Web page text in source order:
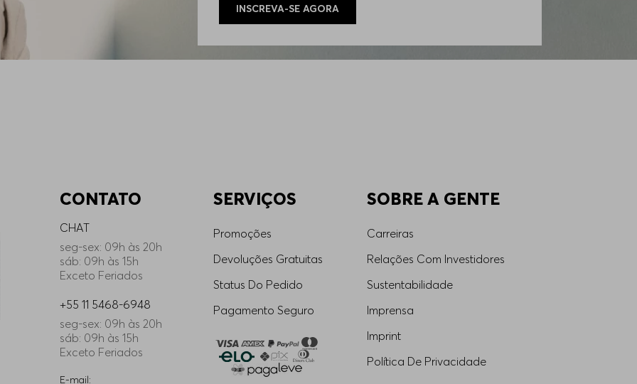
ao design contemporâneo;
globais sem perder a essência inconfundível da BOSS.
ambientes?
BOSS é evidente, é o momento de encontrar a peça que irá complementar e elevar seu estilo. A seleção
visual completo e impecável.
você a explorar a coleção completa de
e encontrar aquela que melhor
INSCREVA-SE AGORA
CONTATO
CHAT
seg-sex: 09h às 20h
sáb: 09h às 15h
Exceto Feriados
+55 11 5468-6948
seg-sex: 09h às 20h
sáb: 09h às 15h
Exceto Feriados
E-mail:
SERVIÇOS
Promoções
Devoluções Gratuitas
Status Do Pedido
Pagamento Seguro
SOBRE A GENTE
Carreiras
Relações Com Investidores
Sustentabilidade
Imprensa
Imprint
Política De Privacidade